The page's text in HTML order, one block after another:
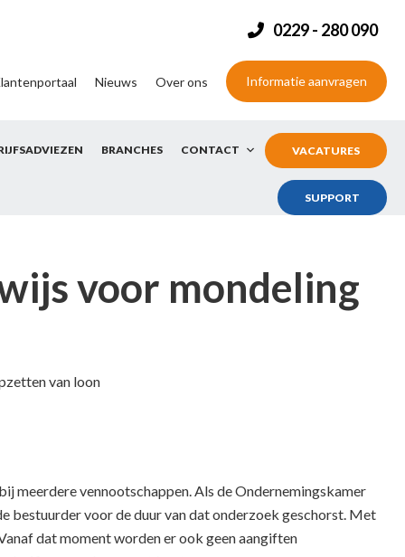
0229 - 280 090
Nieuws Over ons Informatie aanvragen
BRANCHES CONTACT VACATURES
SUPPORT
voor mondeling
van loon
meerdere vennootschappen. Als de Ondernemingskamer
bestuurder voor de duur van dat onderzoek geschorst. Met
dat moment worden er ook geen aangiften